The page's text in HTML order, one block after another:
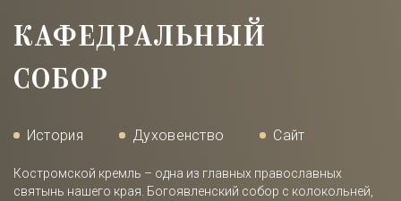
КАФЕДРАЛЬНЫЙ
СОБОР
История Духовенство Сайт
Костромской кремль – одна из главных православных
святынь нашего края. Богоявленский собор с колокольней,